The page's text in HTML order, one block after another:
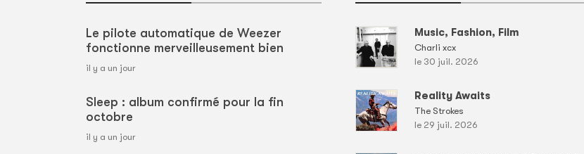
Le pilote automatique de Weezer
fonctionne merveilleusement bien
il y a un jour
Sleep : album confirmé pour la fin
octobre
il y a un jour
Music, Fashion, Film
Charli xcx
le 30 juil. 2026
Reality Awaits
The Strokes
le 29 juil. 2026